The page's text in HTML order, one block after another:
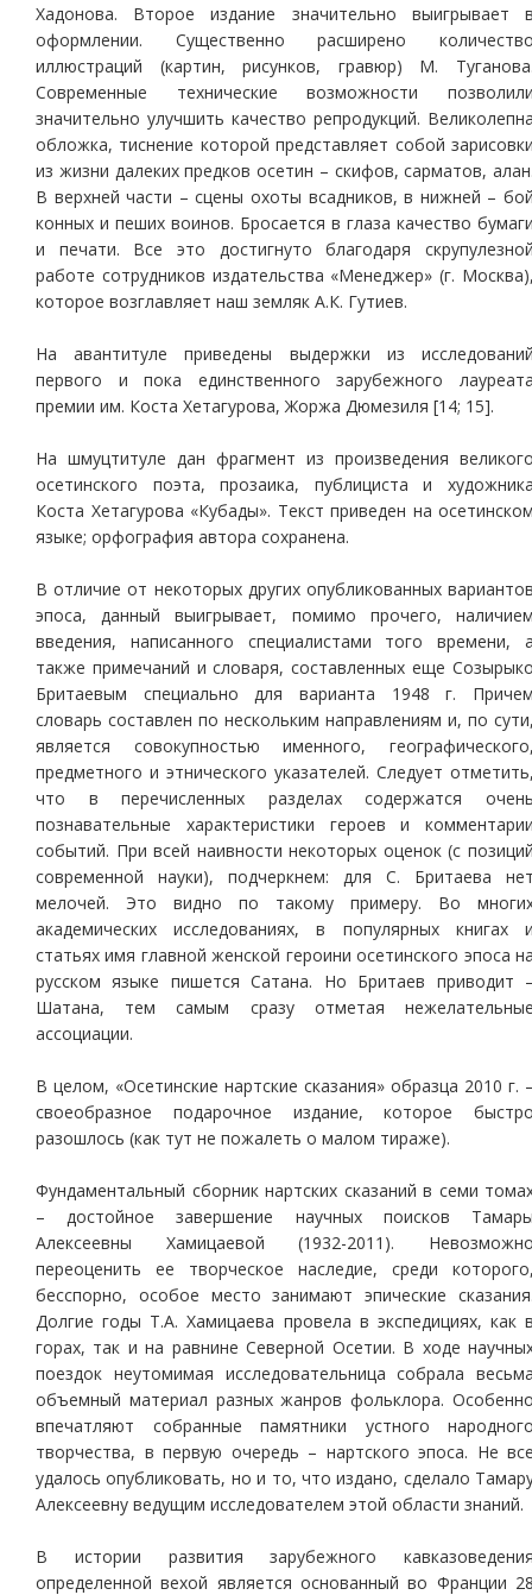
Хадонова. Второе издание значительно выигрывает
оформлении. Существенно расширено
иллюстраций (картин, рисунков, гравюр) М.
Современные технические возможности
значительно улучшить качество репродукций.
обложка, тиснение которой представляет собой
из жизни далеких предков осетин – скифов, сарматов,
В верхней части – сцены охоты всадников, в нижней –
конных и пеших воинов. Бросается в глаза качество
и печати. Все это достигнуто благодаря
работе сотрудников издательства «Менеджер» (г.
которое возглавляет наш земляк А.К. Гутиев.
На авантитуле приведены выдержки из
первого и пока единственного зарубежного
премии им. Коста Хетагурова, Жоржа Дюмезиля [14; 15].
На шмуцтитуле дан фрагмент из произведения
осетинского поэта, прозаика, публициста и
Коста Хетагурова «Кубады». Текст приведен на
языке; орфография автора сохранена.
В отличие от некоторых других опубликованных
эпоса, данный выигрывает, помимо прочего,
введения, написанного специалистами того времени,
также примечаний и словаря, составленных еще
Бритаевым специально для варианта 1948 г.
словарь составлен по нескольким направлениям и, по
является совокупностью именного,
предметного и этнического указателей. Следует
что в перечисленных разделах содержатся
познавательные характеристики героев и
событий. При всей наивности некоторых оценок (с
современной науки), подчеркнем: для С. Бритаева
мелочей. Это видно по такому примеру. Во
академических исследованиях, в популярных книгах
статьях имя главной женской героини осетинского эпоса
русском языке пишется Сатана. Но Бритаев приводит
Шатана, тем самым сразу отметая
ассоциации.
В целом, «Осетинские нартские сказания» образца 2010 г.
своеобразное подарочное издание, которое
разошлось (как тут не пожалеть о малом тираже).
Фундаментальный сборник нартских сказаний в семи
– достойное завершение научных поисков
Алексеевны Хамицаевой (1932-2011).
переоценить ее творческое наследие, среди
бесспорно, особое место занимают эпические
Долгие годы Т.А. Хамицаева провела в экспедициях, как
горах, так и на равнине Северной Осетии. В ходе
поездок неутомимая исследовательница собрала
объемный материал разных жанров фольклора.
впечатляют собранные памятники устного
творчества, в первую очередь – нартского эпоса. Не
удалось опубликовать, но и то, что издано, сделало
Алексеевну ведущим исследователем этой области знаний.
В истории развития зарубежного
определенной вехой является основанный во Франции